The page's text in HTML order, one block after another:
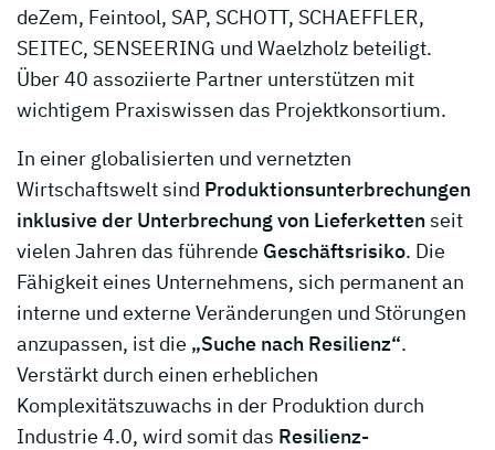
deZem, Feintool, SAP, SCHOTT, SCHAEFFLER,
SEITEC, SENSEERING und Waelzholz beteiligt.
Über 40 assoziierte Partner unterstützen mit
wichtigem Praxiswissen das Projektkonsortium.
In einer globalisierten und vernetzten
Wirtschaftswelt sind Produktionsunterbrechungen
inklusive der Unterbrechung von Lieferkettenseit
vielen Jahren das führende Geschäftsrisiko. Die
Fähigkeit eines Unternehmens, sich permanent an
interne und externe Veränderungen und Störungen
anzupassen, ist die „Suche nach Resilienz“.
Verstärkt durch einen erheblichen
Komplexitätszuwachs in der Produktion durch
Industrie 4.0, wird somit das Resilienz-